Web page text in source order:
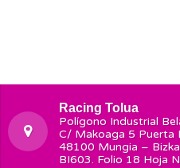
Racing Tolua
Polígono Industrial
C/ Makoaga 5 Puerta
48100 Mungia –
BI603. Folio 18 Hoja